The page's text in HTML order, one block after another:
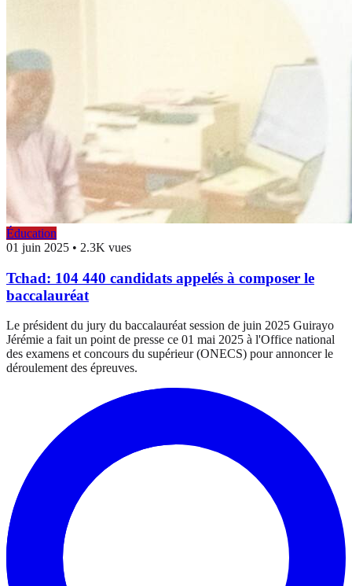
Éducation
01 juin 2025 • 2.3K vues
Tchad: 104 440 candidats appelés à composer le
baccalauréat
Le président du jury du baccalauréat session de juin 2025 Guirayo
Jérémie a fait un point de presse ce 01 mai 2025 à l'Office national
des examens et concours du supérieur (ONECS) pour annoncer le
déroulement des épreuves.